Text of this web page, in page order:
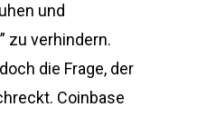
und
zu verhindern.
die Frage, der
Coinbase